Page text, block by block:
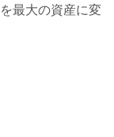
最大の資産に変